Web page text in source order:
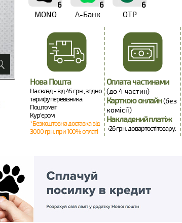
6
MONO
6
А-Банк
6
OTP
Нова Пошта
На склад - від 45 грн., згідно
тарифу перевізника.
Поштомат
Кур'єром
*Безкоштовна доставка від
3000 грн. при 100% оплаті
Оплата частинами
(до 4 частин)
Карткою онлайн(без
комісії)
Накладений платіж
+26 грн. до вартості товару.